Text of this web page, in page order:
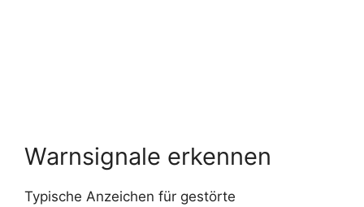
Warnsignale erkennen
Typische Anzeichen für gestörte